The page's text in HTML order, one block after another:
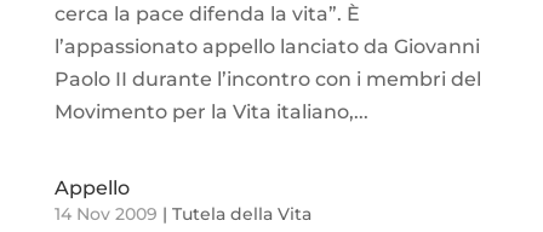
cerca la pace difenda la vita”. È
l’appassionato appello lanciato da Giovanni
Paolo II durante l’incontro con i membri del
Movimento per la Vita italiano,...
Appello
14 Nov 2009 | Tutela della Vita